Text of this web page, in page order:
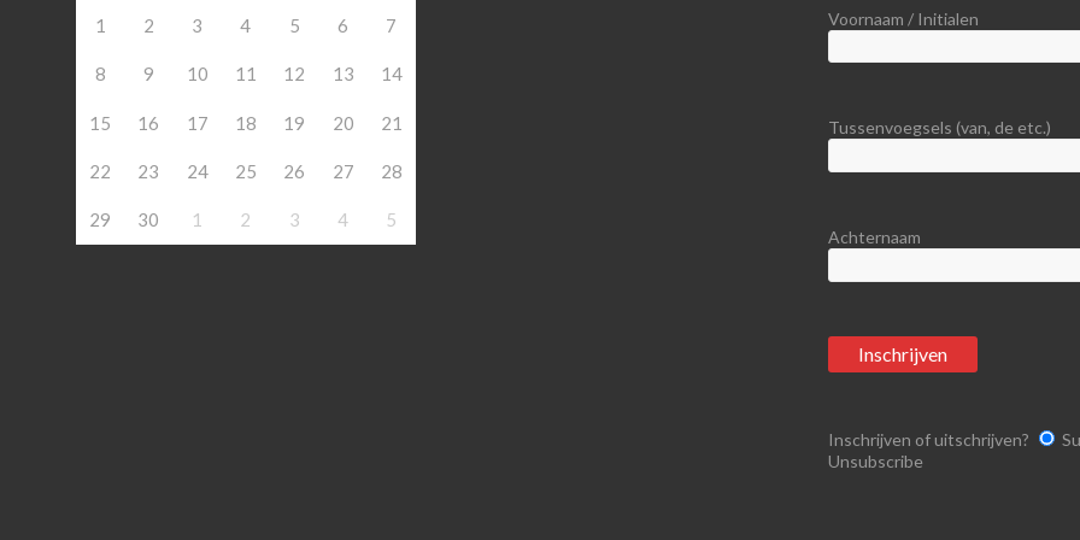
1 2 3 4 5 6 7
8 9 10 11 12 13 14
15 16 17 18 19 20 21
22 23 24 25 26 27 28
29 30 1 2 3 4 5
Voornaam / Initialen
Tussenvoegsels (van, de etc.)
Achternaam
Inschrijven of uitschrijven?
Unsubscribe